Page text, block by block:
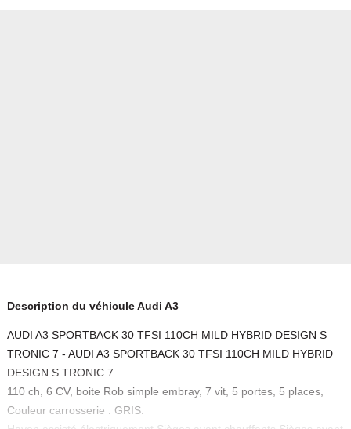
Description du véhicule Audi A3
AUDI A3 SPORTBACK 30 TFSI 110CH MILD HYBRID DESIGN S
TRONIC 7 - AUDI A3 SPORTBACK 30 TFSI 110CH MILD HYBRID
DESIGN S TRONIC 7
110 ch, 6 CV, boite Rob simple embray, 7 vit, 5 portes, 5 places,
Couleur carrosserie : GRIS.